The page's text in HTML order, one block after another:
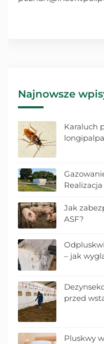
Najnowsze
Karaluch
Jak
ASF?
– jak
przed
Pluskwy